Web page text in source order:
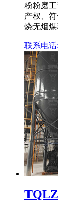
粉粉磨
产权、
烧无烟
联系电话